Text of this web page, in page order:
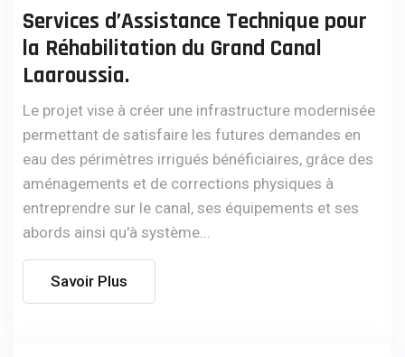
Services d’Assistance Technique pour
la Réhabilitation du Grand Canal
Laaroussia.
Le projet vise à créer une infrastructure modernisée
permettant de satisfaire les futures demandes en
eau des périmètres irrigués bénéficiaires, grâce des
aménagements et de corrections physiques à
entreprendre sur le canal, ses équipements et ses
abords ainsi qu'à système...
Savoir Plus